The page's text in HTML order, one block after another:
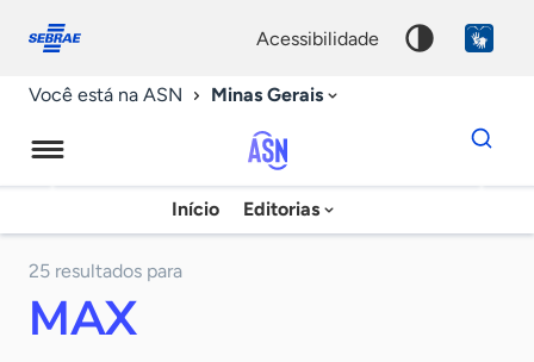
conosco
acessibilidade
Você está na ASN Minas Gerais
Agência
Sebrae
Início Editorias
Dados
para
chave
25 resultados para
MAX